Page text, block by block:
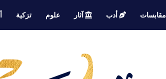
مقابسات أدب آثار علوم تزكية